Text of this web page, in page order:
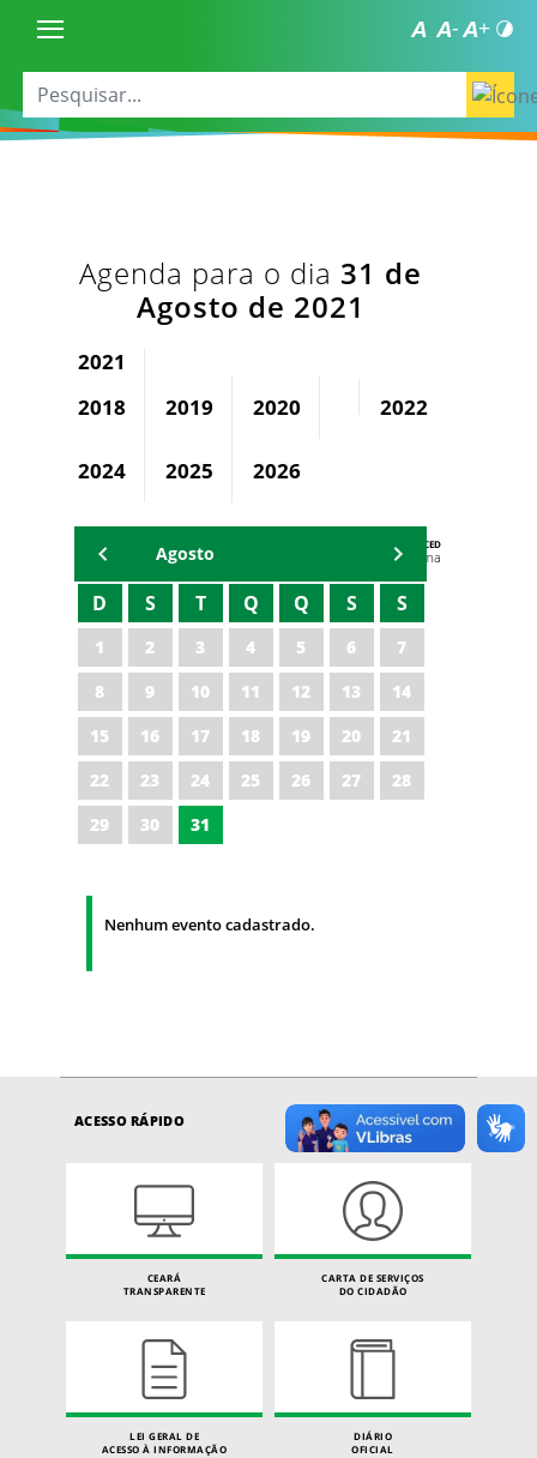
Agenda para o dia 31 de
Agosto de 2021
2021
2018
2019 2020 2022
2024 2025 2026
AGENDA DA CODED/CED
Vagna Lima
Agosto
D S T Q Q S S
1 2 3 4 5 6
7
8
9 10 11 12 13
14
15
16 17 18 19 20
21
22
23 24 25 26 27
28
29
30 31
Nenhum evento cadastrado.
ACESSO RÁPIDO
CEARÁ
TRANSPARENTE
CARTA DE SERVIÇOS
DO CIDADÃO
LEI GERAL DE
ACESSO À INFORMAÇÃO
DIÁRIO
OFICIAL